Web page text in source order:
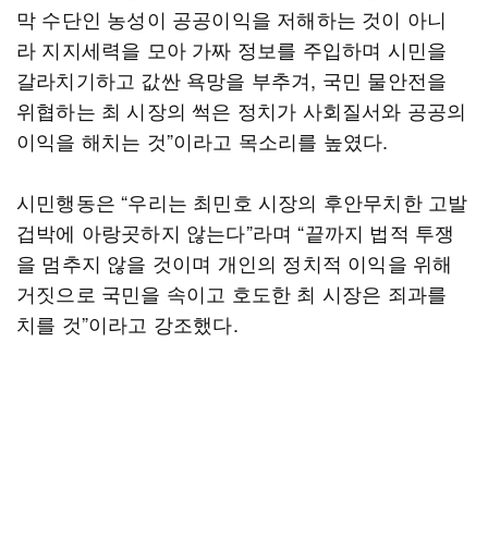
막 수단인 농성이 공공이익을 저해하는 것이 아니
라 지지세력을 모아 가짜 정보를 주입하며 시민을
갈라치기하고 값싼 욕망을 부추겨, 국민 물안전을
위협하는 최 시장의 썩은 정치가 사회질서와 공공의
이익을 해치는 것”이라고 목소리를 높였다.
시민행동은 “우리는 최민호 시장의 후안무치한 고발
겁박에 아랑곳하지 않는다”라며 “끝까지 법적 투쟁
을 멈추지 않을 것이며 개인의 정치적 이익을 위해
거짓으로 국민을 속이고 호도한 최 시장은 죄과를
치를 것”이라고 강조했다.